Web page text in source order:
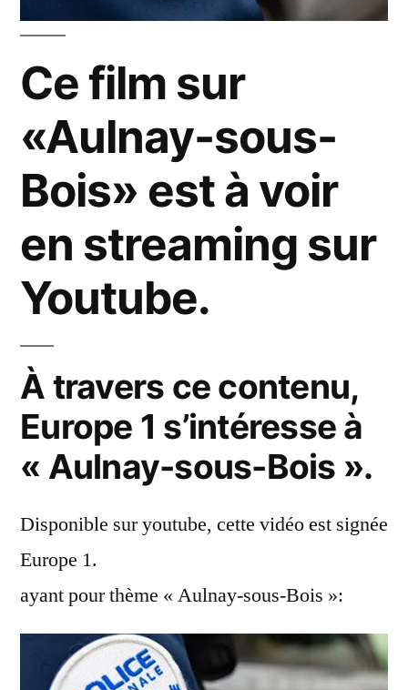
Ce film sur
«Aulnay-sous-
Bois» est à voir
en streaming sur
Youtube.
À travers ce contenu,
Europe 1 s’intéresse à
« Aulnay-sous-Bois ».
Disponible sur youtube, cette vidéo est signée
Europe 1.
ayant pour thème « Aulnay-sous-Bois »: